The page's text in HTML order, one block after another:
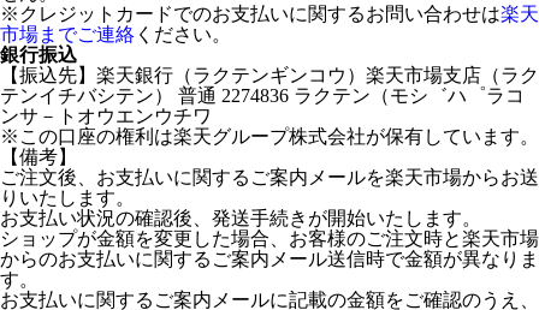
※クレジットカードでのお支払いに関するお問い合わせは楽天
市場までご連絡 ください。
銀行振込
【振込先】楽天銀行（ラクテンギンコウ）楽天市場支店（ラク
テンイチバシテン） 普通 2274836 ラクテン（モシ゛ハ゜ラコ
ンサ－トオウエンウチワ
※この口座の権利は楽天グループ株式会社が保有しています。
【備考】
ご注文後、お支払いに関するご案内メールを楽天市場からお送
りいたします。
お支払い状況の確認後、発送手続きが開始いたします。
ショップが金額を変更した場合、お客様のご注文時と楽天市場
からのお支払いに関するご案内メール送信時で金額が異なりま
す。
お支払いに関するご案内メールに記載の金額をご確認のうえ、